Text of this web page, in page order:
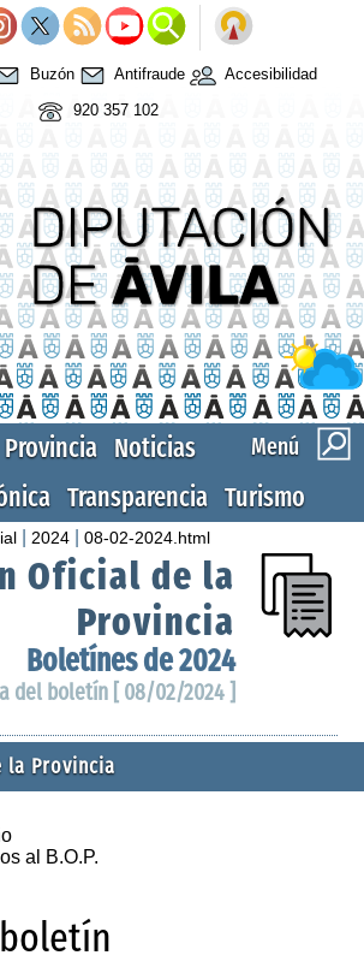
Buzón Antifraude
Accesibilidad
920 357 102
Menú
Provincia Noticias
Transparencia Turismo
2024 |08-02-2024.html
Oficial de la
Provincia
Boletínes de 2024
del boletín [ 08/02/2024 ]
la Provincia
al B.O.P.
boletín